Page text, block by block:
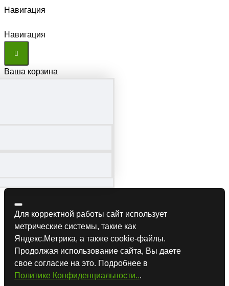
Навигация
Навигация
Ваша корзина
Для корректной работы сайт использует
метрические системы, такие как
Яндекс.Метрика, а также cookie-файлы.
Продолжая использование сайта, Вы даете
свое согласие на это. Подробнее в
Политике Конфиденциальности...